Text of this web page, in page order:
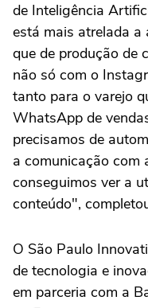
de Inteligência
está mais atrelada a
que de produção de
não só com o
tanto para o varejo
WhatsApp de
precisamos de
a comunicação com
conseguimos ver a
conteúdo",
O São Paulo
de tecnologia e
em parceria com a